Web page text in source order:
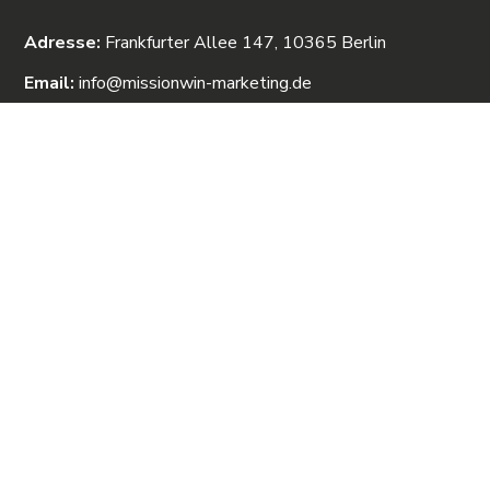
Adresse: Frankfurter Allee 147, 10365 Berlin
Email: info@missionwin-marketing.de